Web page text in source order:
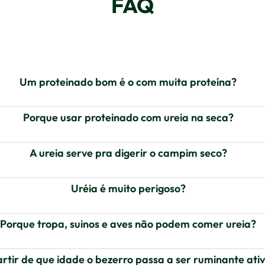
Um proteinado bom é o com muita proteína?
Porque usar proteinado com ureia na seca?
A ureia serve pra digerir o campim seco?
Uréia é muito perigoso?
Porque tropa, suinos e aves não podem comer ureia?
de que idade o bezerro passa a ser ruminante